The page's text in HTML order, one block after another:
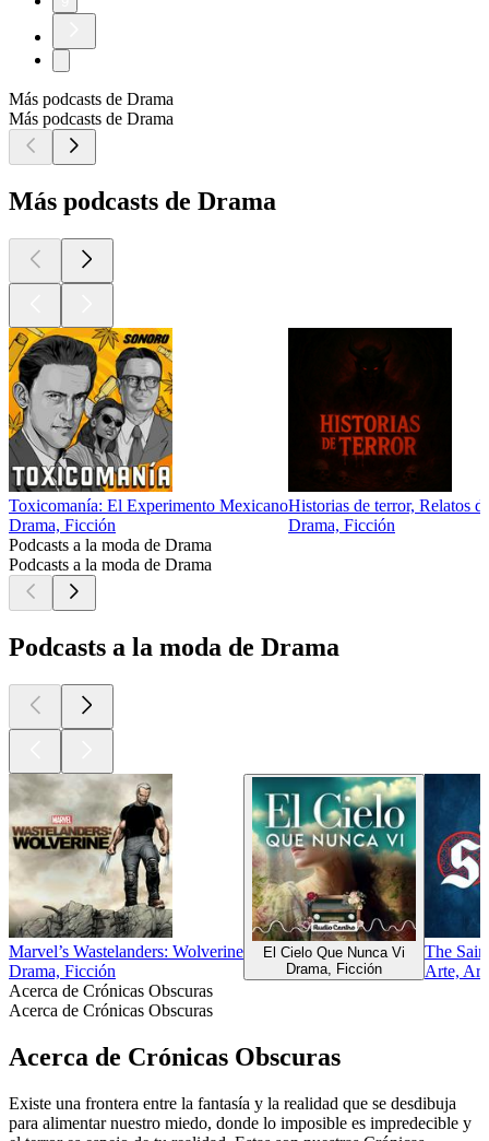
Más podcasts de Drama
Más podcasts de Drama
Más podcasts de Drama
Toxicomanía: El Experimento Mexicano
Drama, Ficción
Historias de terror, Relatos
Drama, Ficción
Podcasts a la moda de Drama
Podcasts a la moda de Drama
Podcasts a la moda de Drama
Marvel’s Wastelanders: Wolverine
Drama, Ficción
El Cielo Que Nunca Vi
Drama, Ficción
The
Arte,
Acerca de Crónicas Obscuras
Acerca de Crónicas Obscuras
Acerca de Crónicas Obscuras
Existe una frontera entre la fantasía y la realidad que se desdibuja
para alimentar nuestro miedo, donde lo imposible es impredecible y